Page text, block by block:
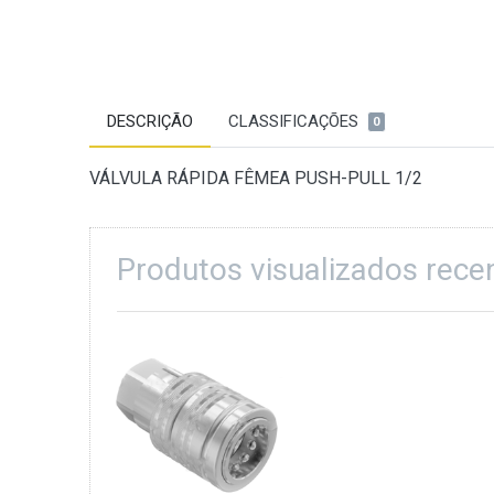
DESCRIÇÃO CLASSIFICAÇÕES 0
VÁLVULA RÁPIDA FÊMEA PUSH-PULL 1/2
Produtos visualizados